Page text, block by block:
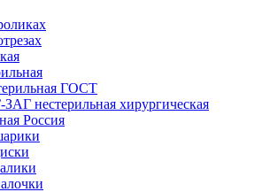
ГОСТ
нестерильная хирургическая
Россия